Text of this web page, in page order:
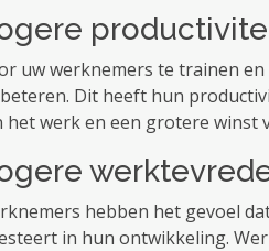
uw werknemers te trainen
Dit heeft hun
het werk en een grotere winst
hebben het gevoel
in hun ontwikkeling.